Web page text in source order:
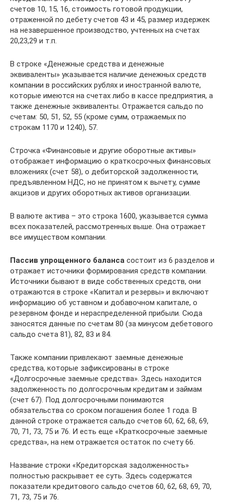
счетов 10, 15, 16, стоимость готовой продукции,
отраженной по дебету счетов 43 и 45, размер издержек
на незавершенное производство, учтенных на счетах
20,23,29 и т.п.
В строке «Денежные средства и денежные
эквиваленты» указывается наличие денежных средств
компании в российских рублях и иностранной валюте,
которые имеются на счетах либо в кассе предприятия, а
также денежные эквиваленты. Отражается сальдо по
счетам: 50, 51, 52, 55 (кроме сумм, отражаемых по
строкам 1170 и 1240), 57.
Строчка «Финансовые и другие оборотные активы»
отображает информацию о краткосрочных финансовых
вложениях (счет 58), о дебиторской задолженности,
предъявленном НДС, но не принятом к вычету, сумме
акцизов и других оборотных активов организации.
В валюте актива – это строка 1600, указывается сумма
всех показателей, рассмотренных выше. Она отражает
все имуществом компании.
Пассив упрощенного баланса состоит из 6 разделов и
отражает источники формирования средств компании.
Источники бывают в виде собственных средств, они
отражаются в строке «Капитал и резервы» и включают
информацию об уставном и добавочном капитале, о
резервном фонде и нераспределенной прибыли. Сюда
заносятся данные по счетам 80 (за минусом дебетового
сальдо счета 81), 82, 83 и 84.
Также компании привлекают заемные денежные
средства, которые зафиксированы в строке
«Долгосрочные заемные средства». Здесь находится
задолженность по долгосрочным кредитам и займам
(счет 67). Под долгосрочными понимаются
обязательства со сроком погашения более 1 года. В
данной строке отражается сальдо счетов 60, 62, 68, 69,
70, 71, 73, 75 и 76. И есть еще «Краткосрочные заемные
средства», на нем отражается остаток по счету 66.
Название строки «Кредиторская задолженность»
полностью раскрывает ее суть. Здесь содержатся
показатели кредитового сальдо счетов 60, 62, 68, 69, 70,
71, 73, 75 и 76.